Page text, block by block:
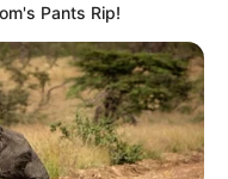
Pants Rip!